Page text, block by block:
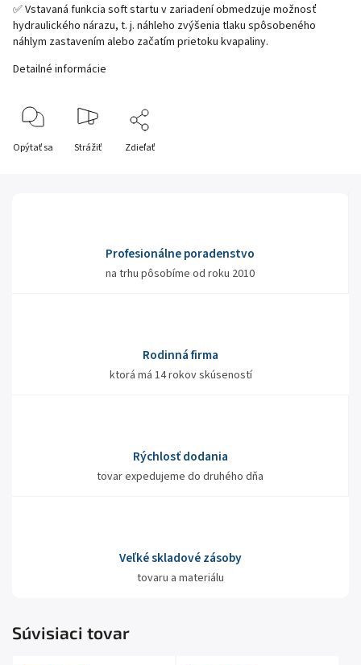
✅ Vstavaná funkcia soft startu v zariadení obmedzuje možnosť
hydraulického nárazu, t. j. náhleho zvýšenia tlaku spôsobeného
náhlym zastavením alebo začatím prietoku kvapaliny.
Detailné informácie
Opýtať sa Strážiť Zdieľať
Profesionálne poradenstvo
na trhu pôsobíme od roku 2010
Rodinná firma
ktorá má 14 rokov skúseností
Rýchlosť dodania
tovar expedujeme do druhého dňa
Veľké skladové zásoby
tovaru a materiálu
Súvisiaci tovar